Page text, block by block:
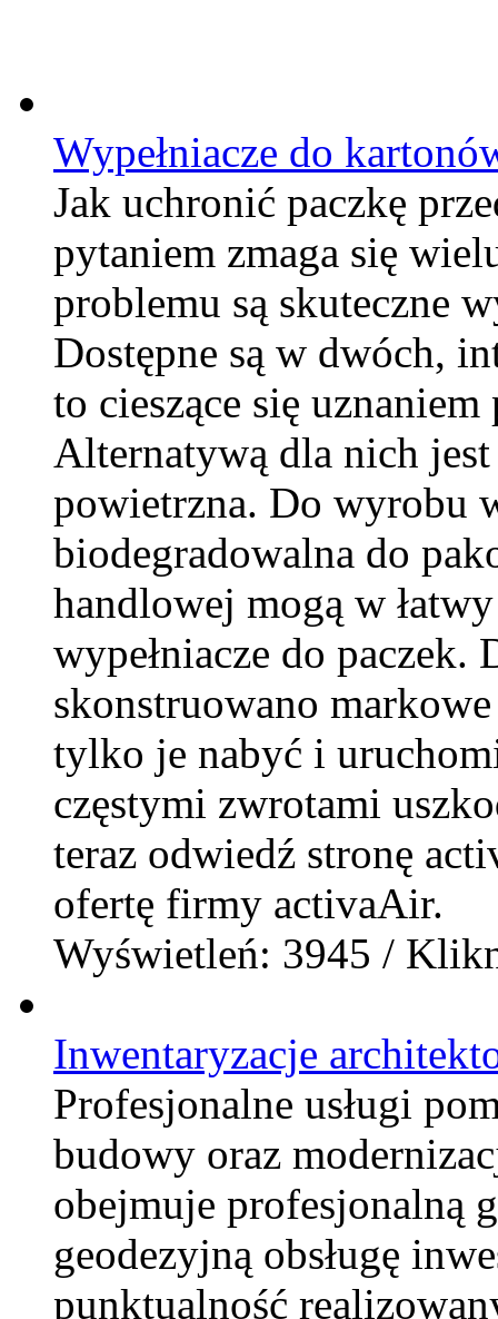
Wypełniacze do
Jak uchronić paczkę
pytaniem zmaga się
problemu są skuteczne
Dostępne są w dwóch,
to cieszące się
Alternatywą dla nich
powietrzna. Do wyrobu
biodegradowalna do
handlowej mogą w
wypełniacze do paczek.
skonstruowano
tylko je nabyć i
częstymi zwrotami
teraz odwiedź stronę
ofertę firmy activaAir.
Wyświetleń: 3945 /
Inwentaryzacje
Profesjonalne usługi
budowy oraz
obejmuje profesjonalną
geodezyjną obsługę
punktualność